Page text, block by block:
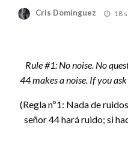
Cris Domínguez 18
Rule #1: No noise. No
44 makes a noise. If you
(Regla nº1: Nada de
señor 44 hará ruido; si